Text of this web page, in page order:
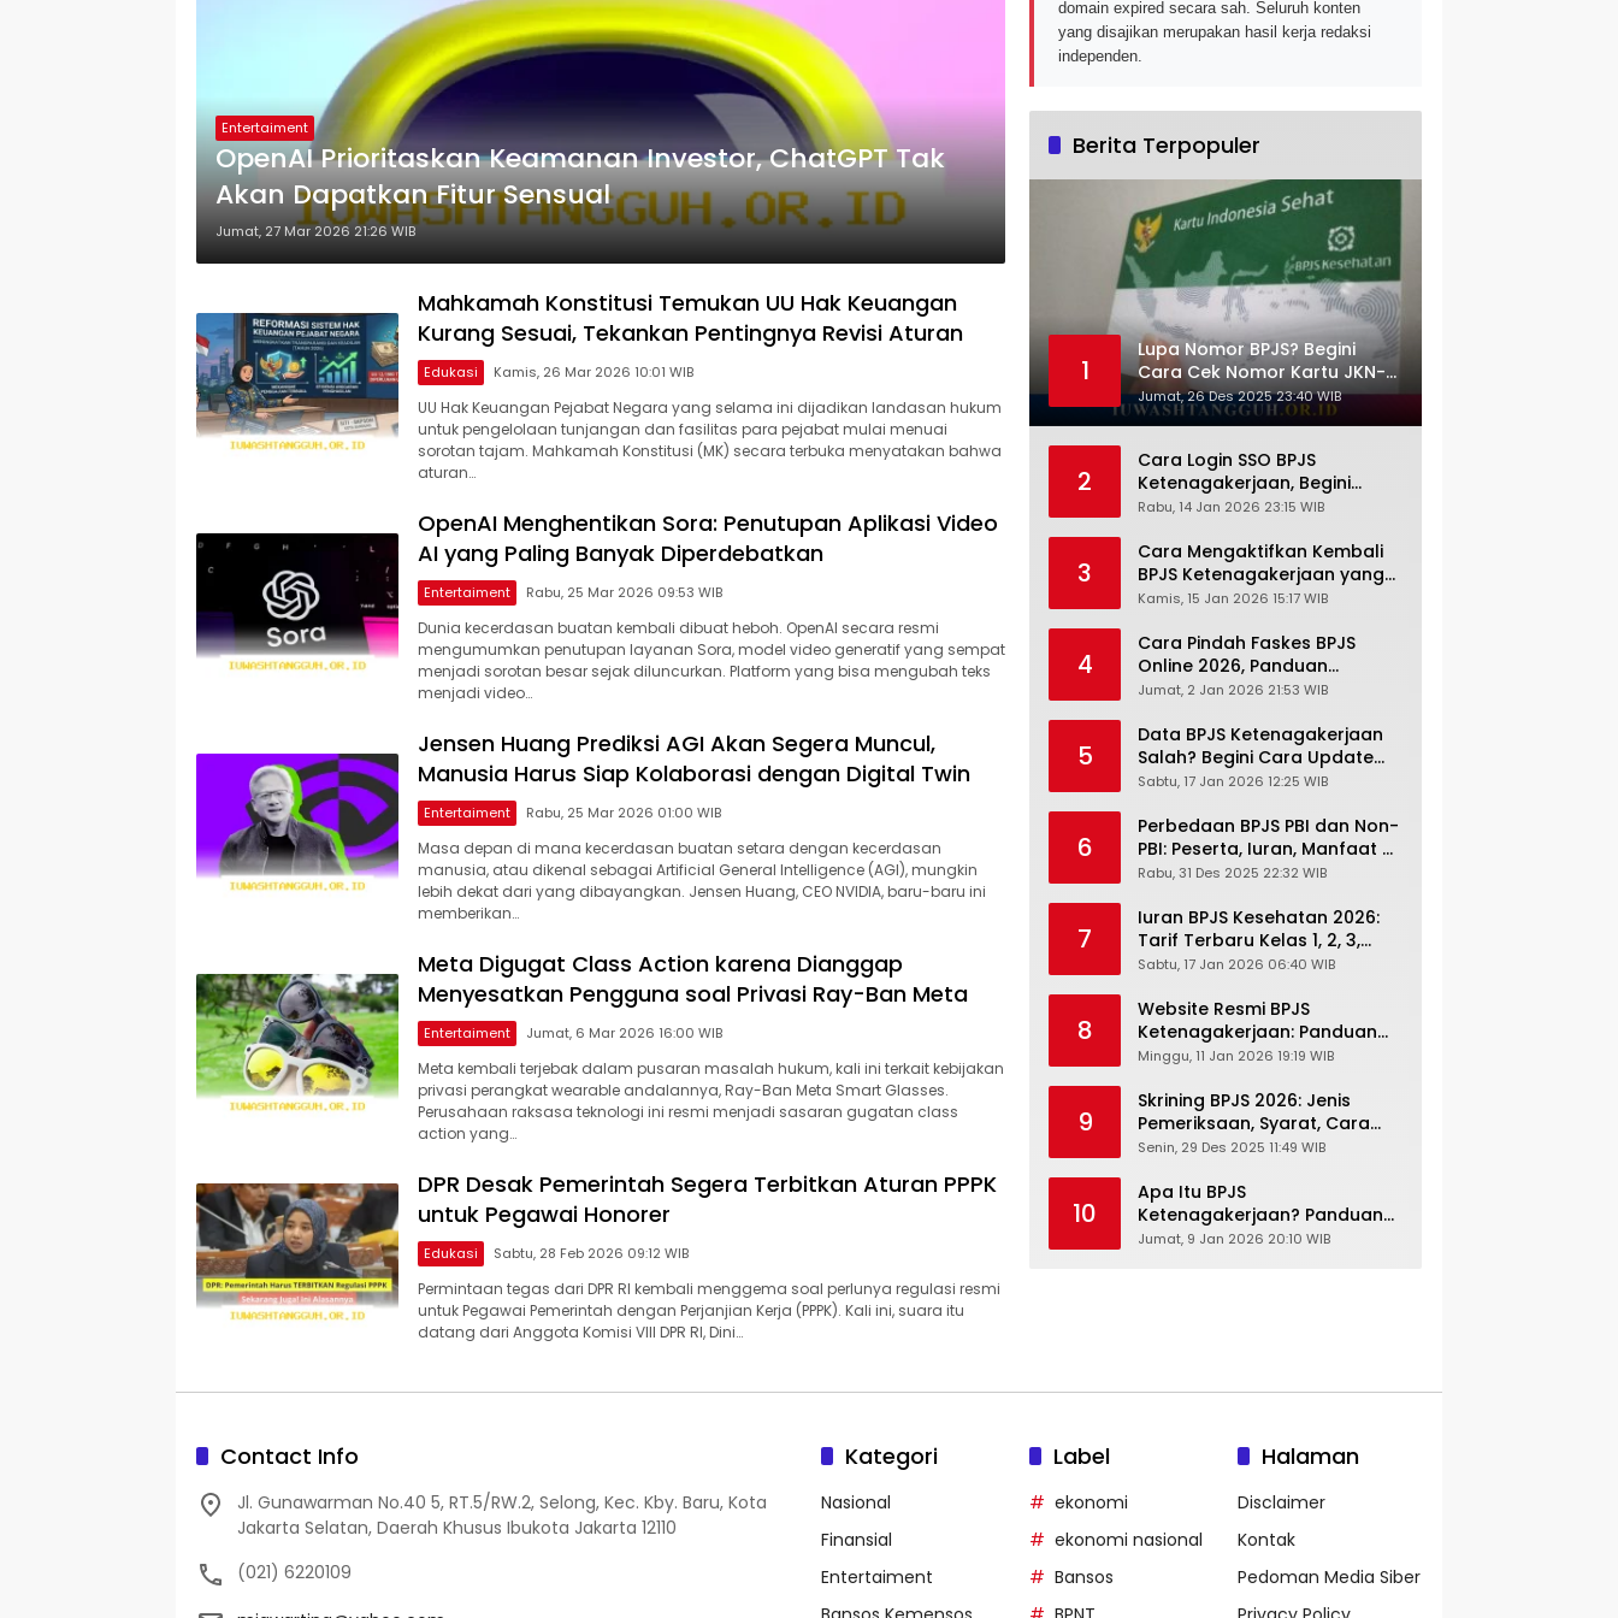
Entertaiment
OpenAI Prioritaskan Keamanan Investor, ChatGPT Tak
Akan Dapatkan Fitur Sensual
Jumat, 27 Mar 2026 21:26 WIB
Mahkamah Konstitusi Temukan UU Hak Keuangan
Kurang Sesuai, Tekankan Pentingnya Revisi Aturan
Edukasi Kamis, 26 Mar 2026 10:01 WIB
UU Hak Keuangan Pejabat Negara yang selama ini dijadikan landasan hukum
untuk pengelolaan tunjangan dan fasilitas para pejabat mulai menuai
sorotan tajam. Mahkamah Konstitusi (MK) secara terbuka menyatakan bahwa
aturan…
OpenAI Menghentikan Sora: Penutupan Aplikasi Video
AI yang Paling Banyak Diperdebatkan
Entertaiment Rabu, 25 Mar 2026 09:53 WIB
Dunia kecerdasan buatan kembali dibuat heboh. OpenAI secara resmi
mengumumkan penutupan layanan Sora, model video generatif yang sempat
menjadi sorotan besar sejak diluncurkan. Platform yang bisa mengubah teks
menjadi video…
Jensen Huang Prediksi AGI Akan Segera Muncul,
Manusia Harus Siap Kolaborasi dengan Digital Twin
Entertaiment Rabu, 25 Mar 2026 01:00 WIB
Masa depan di mana kecerdasan buatan setara dengan kecerdasan
manusia, atau dikenal sebagai Artificial General Intelligence (AGI), mungkin
lebih dekat dari yang dibayangkan. Jensen Huang, CEO NVIDIA, baru-baru ini
memberikan…
Meta Digugat Class Action karena Dianggap
Menyesatkan Pengguna soal Privasi Ray-Ban Meta
Entertaiment Jumat, 6 Mar 2026 16:00 WIB
Meta kembali terjebak dalam pusaran masalah hukum, kali ini terkait kebijakan
privasi perangkat wearable andalannya, Ray-Ban Meta Smart Glasses.
Perusahaan raksasa teknologi ini resmi menjadi sasaran gugatan class
action yang…
DPR Desak Pemerintah Segera Terbitkan Aturan PPPK
untuk Pegawai Honorer
Edukasi Sabtu, 28 Feb 2026 09:12 WIB
Permintaan tegas dari DPR RI kembali menggema soal perlunya regulasi resmi
untuk Pegawai Pemerintah dengan Perjanjian Kerja (PPPK). Kali ini, suara itu
datang dari Anggota Komisi VIII DPR RI, Dini…
domain expired secara sah. Seluruh konten
yang disajikan merupakan hasil kerja redaksi
independen.
Berita Terpopuler
1
Lupa Nomor BPJS? Begini
Cara Cek Nomor Kartu JKN-
KIS dengan NIK KTP
Jumat, 26 Des 2025 23:40 WIB
2
Cara Login SSO BPJS
Ketenagakerjaan, Begini
Tutorial Lengkap dan
Rabu, 14 Jan 2026 23:15 WIB
3
Cara Mengaktifkan Kembali
BPJS Ketenagakerjaan yang
Nonaktif, Begini Panduan
Kamis, 15 Jan 2026 15:17 WIB
4
Cara Pindah Faskes BPJS
Online 2026, Panduan
Lengkap via Mobile JKN,
Cabang
Jumat, 2 Jan 2026 21:53 WIB
5
Data BPJS Ketenagakerjaan
Salah? Begini Cara Update
Rekening, Alamat, HP di JMO
Sabtu, 17 Jan 2026 12:25 WIB
6
Perbedaan BPJS PBI dan Non-
PBI: Peserta, Iuran, Manfaat &
Masa Berlaku Terbaru 2026
Rabu, 31 Des 2025 22:32 WIB
7
Iuran BPJS Kesehatan 2026:
Tarif Terbaru Kelas 1, 2, 3,
Cara Bayar, Denda &
JKN-KIS
Sabtu, 17 Jan 2026 06:40 WIB
8
Website Resmi BPJS
Ketenagakerjaan: Panduan
Lengkap Akses dan Fitur
Minggu, 11 Jan 2026 19:19 WIB
9
Skrining BPJS 2026: Jenis
Pemeriksaan, Syarat, Cara
Daftar & Cek Riwayat
Senin, 29 Des 2025 11:49 WIB
10
Apa Itu BPJS
Ketenagakerjaan? Panduan
Lengkap untuk Pekerja dan
Jumat, 9 Jan 2026 20:10 WIB
Contact Info
Jl. Gunawarman No.40 5, RT.5/RW.2, Selong, Kec. Kby. Baru, Kota
Jakarta Selatan, Daerah Khusus Ibukota Jakarta 12110
(021) 6220109
Kategori
Nasional
Finansial
Entertaiment
Label
ekonomi
ekonomi nasional
Bansos
Halaman
Disclaimer
Kontak
Pedoman Media Siber